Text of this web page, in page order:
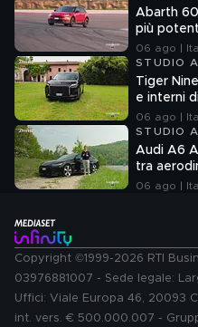
Abarth
più
06 ago |
STUDIO
Tiger
e interni
06 ago |
STUDIO
Audi A6
tra
06 ago |
Copyright ©1999-2026 RTI
03976881007 - Sede legale:
Uffici: Viale Europa 46, 20093
int. vers. € 500.000.007 -